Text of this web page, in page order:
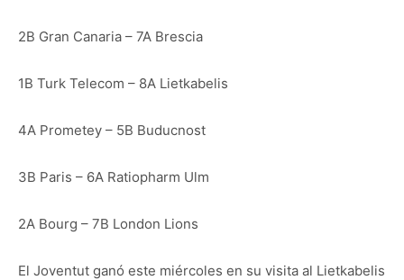
2B Gran Canaria – 7A Brescia
1B Turk Telecom – 8A Lietkabelis
4A Prometey – 5B Buducnost
3B Paris – 6A Ratiopharm Ulm
2A Bourg – 7B London Lions
El Joventut ganó este miércoles en su visita al Lietkabelis